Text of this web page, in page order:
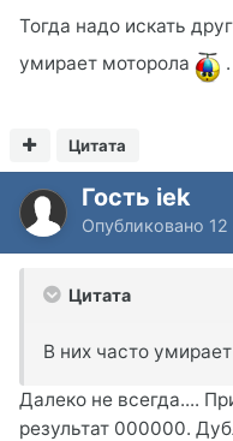
Тогда надо искать
умирает моторола
.
Цитата
Гость iek
Опубликовано
Цитата
В них часто
Далеко не всегда....
результат 000000.